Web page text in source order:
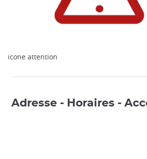
icone attention
Adresse - Horaires -